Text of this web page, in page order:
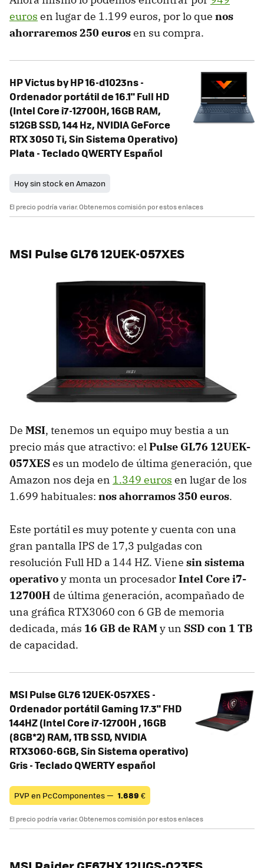
euros en lugar de 1.199 euros, por lo que nos
ahorraremos 250 eurosen su compra.
HP Victus by HP 16-d1023ns -
Ordenador portátil de 16.1" Full HD
(Intel Core i7-12700H, 16GB RAM,
512GB SSD, 144 Hz, NVIDIA GeForce
RTX 3050 Ti, Sin Sistema Operativo)
Plata - Teclado QWERTY Español
Hoy sin stock en Amazon
El precio podría variar. Obtenemos comisión por estos enlaces
MSI Pulse GL76 12UEK-057XES
De MSI, tenemos un equipo muy bestia a un
precio más que atractivo: elPulse GL76 12UEK-
057XESes un modelo de última generación, que
Amazon nos deja en 1.349 euros en lugar de los
1.699 habituales: nos ahorramos 350 euros.
Este portátil es muy potente y cuenta con una
gran pantalla IPS de 17,3 pulgadas con
resolución Full HD a 144 HZ. Viene sin sistema
operativoy monta un procesadorIntel Core i7-
12700H de última generación, acompañado de
una gráfica RTX3060 con 6 GB de memoria
dedicada, más 16 GB de RAMy un SSD con 1 TB
de capacidad.
MSI Pulse GL76 12UEK-057XES -
Ordenador portátil Gaming 17.3" FHD
144HZ (Intel Core i7-12700H , 16GB
(8GB*2) RAM, 1TB SSD, NVIDIA
RTX3060-6GB, Sin Sistema operativo)
Gris - Teclado QWERTY español
PVP en PcComponentes — 1.689 €
El precio podría variar. Obtenemos comisión por estos enlaces